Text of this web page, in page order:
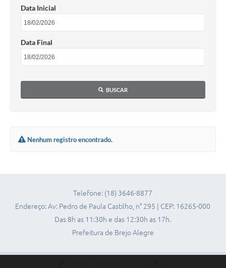
Emissão de carnê Taxa Licença para Funcionamento
Terceiro Setor
Galeria de Vídeos
Data Inicial
Data Final
BUSCAR
Nenhum registro encontrado.
Telefone: (18) 3646-8877
Endereço: Av: Pedro de Paula Castilho, n° 295 | CEP: 16265-000
Das 8h as 11:30h e das 12:30h as 17h.
Prefeitura de Brejo Alegre